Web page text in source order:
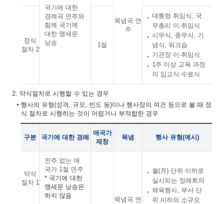
국기에 대한
경례곡 연주와
함께 국기에
대한 맹세문
낭송
묵념곡 연
주
정식
절차 2
1절
대통령 취임식, 국
무총리 이·취임식
시무식, 종무식, 기
념식, 워크숍
기관장 이·취임식
1주 이상 교육 과정
의 입교식·수료식
2. 약식절차로 시행할 수 있는 경우
행사의 유형(성격, 규모, 빈도 등)이나 행사장의 여건 등으로 볼 때 정
식 절차로 시행하는 것이 어렵거나 부적합한 경우
구분 국기에 대한 경례
애국가
제창
묵념 행사 유형(예시)
약식
절차 1
전주 없는 애
국가 1절 연주
* 국기에 대한
맹세문 낭송은
하지 않음
묵념곡 연
월(月) 단위 이하로
실시되는 정례회의
체육행사, 부서 단
위 이하의 소규모